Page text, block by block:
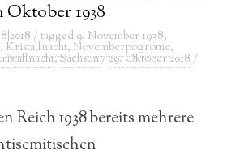
Oktober 1938
/ tagged 9. November 1938,
,Kristallnacht, Novemberpogrome,
,Sachsen/29. Oktober 2018 /
Reich 1938 bereits mehrere